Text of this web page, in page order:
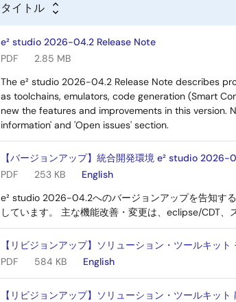
タイトル
e² studio 2026-04.2 Release Note
PDF
2.85 MB
The e² studio 2026-04.2 Release Note describes
as toolchains, emulators, code generation (Smart
new the features and improvements in this version.
information' and 'Open issues' section.
【バージョンアップ】統合開発環境 e² studio 2026-
PDF
253 KB
English
e² studio 2026-04.2へのバージョンアップを告知す
しています。 主な機能改善・変更は、eclipse/CDT、
【リビジョンアップ】ソリューション・ツールキッ
PDF
584 KB English
【リビジョンアップ】ソリューション・ツールキッ